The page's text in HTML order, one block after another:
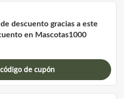
descuento gracias a este
en Mascotas1000
de cupón